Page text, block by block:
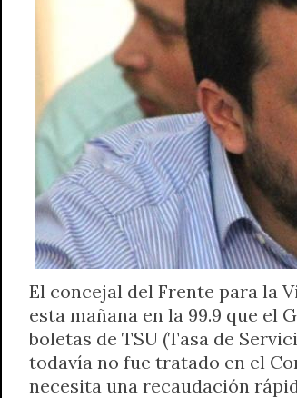
El concejal del Frente para la
esta mañana en la 99.9 que el
boletas de TSU (Tasa de
todavía no fue tratado en el
necesita una recaudación